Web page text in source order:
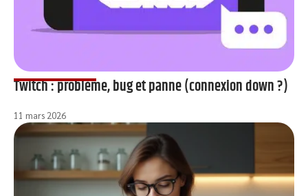
Twitch : problème, bug et panne (connexion down ?)
11 mars 2026